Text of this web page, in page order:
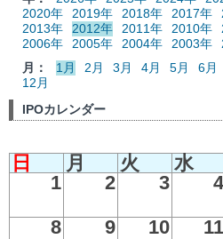
2020年
2019年 2018年 2017年
2013年
2012年 2011年 2010年
2006年
2005年 2004年 2003年
月：
1月 2月 3月 4月 5月 6月
12月
IPOカレンダー
日 月 火 水
1
2 3 4
8
9 10 11